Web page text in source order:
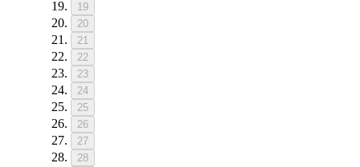
19
20
21
22
23
24
25
26
27
28